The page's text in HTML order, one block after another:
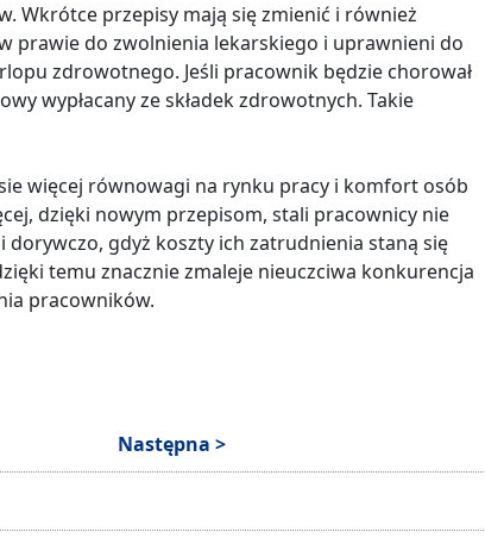
Wkrótce przepisy mają się zmienić i również
prawie do zwolnienia lekarskiego i uprawnieni do
zdrowotnego. Jeśli pracownik będzie chorował
wypłacany ze składek zdrowotnych. Takie
więcej równowagi na rynku pracy i komfort osób
dzięki nowym przepisom, stali pracownicy nie
gdyż koszty ich zatrudnienia staną się
temu znacznie zmaleje nieuczciwa konkurencja
pracowników.
Następna >